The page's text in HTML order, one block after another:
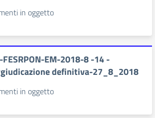
in oggetto
EM-2018-8 -14 -
definitiva-27_8_2018
in oggetto